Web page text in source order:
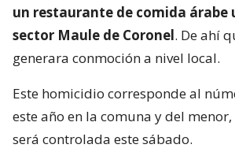
un restaurante de comida árabe
sector Maule de Coronel. De ahí
generara conmoción a nivel local.
Este homicidio corresponde al
este año en la comuna y del
será controlada este sábado.